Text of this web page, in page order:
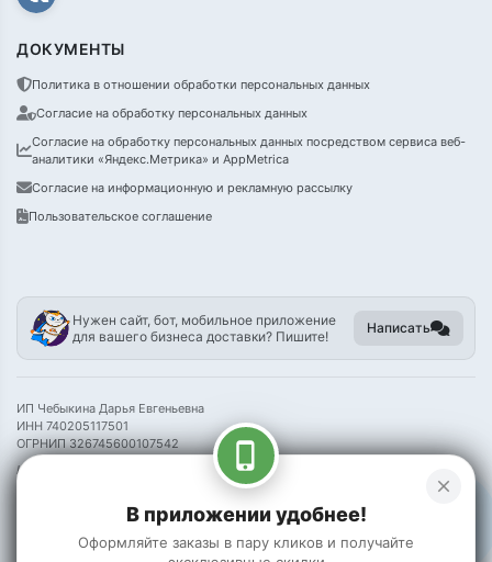
ДОКУМЕНТЫ
Политика в отношении обработки персональных данных
Согласие на обработку персональных данных
Согласие на обработку персональных данных посредством сервиса веб-
аналитики «Яндекс.Метрика» и AppMetrica
Согласие на информационную и рекламную рассылку
Пользовательское соглашение
Нужен сайт, бот, мобильное приложение
для вашего бизнеса доставки? Пишите!
Написать
ИП Чебыкина Дарья Евгеньевна
ИНН 740205117501
ОГРНИП 326745600107542
Информация на сайте носит справочный характер и не является публичной
close
phone_iphone
В приложении удобнее!
Оформляйте заказы в пару кликов и получайте